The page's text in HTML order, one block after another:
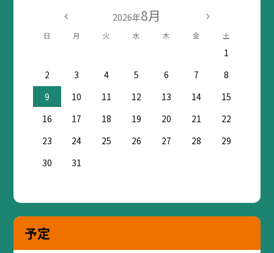
2026年8月
日 月 火 水 木 金 土
1
2
3 4 5 6 7
8
9
10 11 12 13 14
15
16
17 18 19 20 21
22
23
24 25 26 27 28
29
30
31
予定